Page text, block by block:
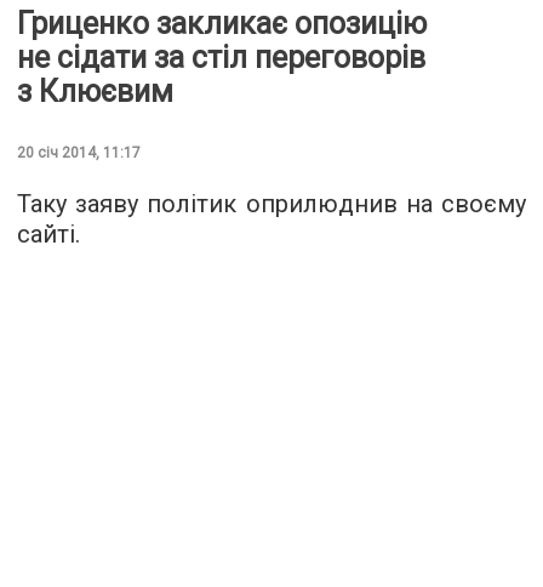
Гриценко закликає опозицію
не сідати за стіл переговорів
з Клюєвим
20 січ 2014, 11:17
Таку заяву політик оприлюднив на своєму
сайті.